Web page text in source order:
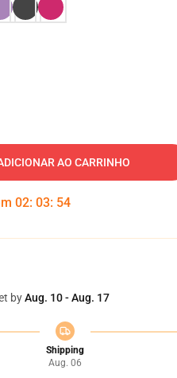
AO CARRINHO
02: 03: 53
byAug. 10 - Aug. 17
Shipping
Aug. 06